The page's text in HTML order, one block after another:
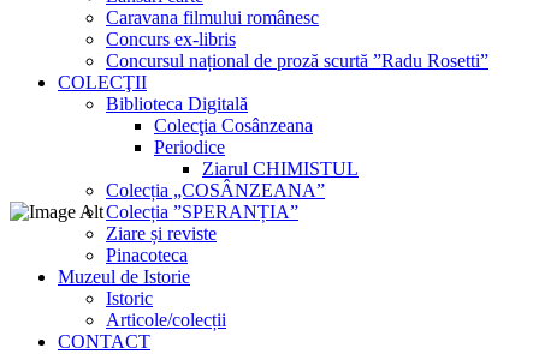
Caravana filmului românesc
Concurs ex-libris
Concursul național de proză scurtă ”Radu Rosetti”
COLECŢII
Biblioteca Digitală
Colecţia Cosânzeana
Periodice
Ziarul CHIMISTUL
Colecția „COSÂNZEANA”
Colecția ”SPERANȚIA”
Ziare și reviste
Pinacoteca
Muzeul de Istorie
Istoric
Articole/colecții
CONTACT